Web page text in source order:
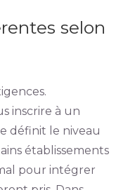
selon
inscrire à un
définit le niveau
établissements
pour intégrer